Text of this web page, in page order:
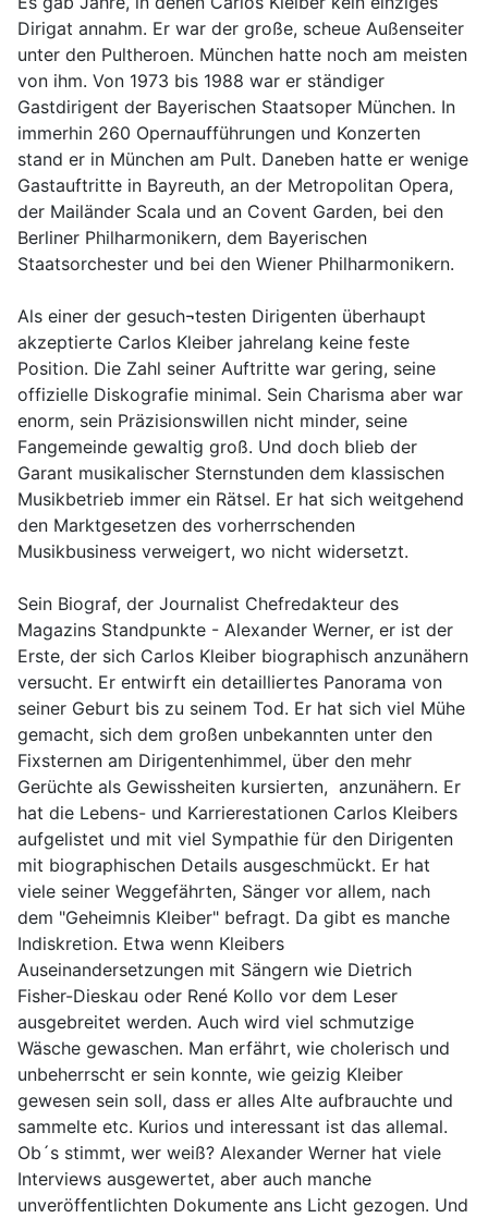
Dirigat annahm. Er war der große, scheue Außenseiter
unter den Pultheroen. München hatte noch am meisten
von ihm. Von 1973 bis 1988 war er ständiger
Gastdirigent der Bayerischen Staatsoper München. In
immerhin 260 Opernaufführungen und Konzerten
stand er in München am Pult. Daneben hatte er wenige
Gastauftritte in Bayreuth, an der Metropolitan Opera,
der Mailänder Scala und an Covent Garden, bei den
Berliner Philharmonikern, dem Bayerischen
Staatsorchester und bei den Wiener Philharmonikern.
Als einer der gesuch¬testen Dirigenten überhaupt
akzeptierte Carlos Kleiber jahrelang keine feste
Position. Die Zahl seiner Auftritte war gering, seine
offizielle Diskografie minimal. Sein Charisma aber war
enorm, sein Präzisionswillen nicht minder, seine
Fangemeinde gewaltig groß. Und doch blieb der
Garant musikalischer Sternstunden dem klassischen
Musikbetrieb immer ein Rätsel. Er hat sich weitgehend
den Marktgesetzen des vorherrschenden
Musikbusiness verweigert, wo nicht widersetzt.
Sein Biograf, der Journalist Chefredakteur des
Magazins Standpunkte - Alexander Werner, er ist der
Erste, der sich Carlos Kleiber biographisch anzunähern
versucht. Er entwirft ein detailliertes Panorama von
seiner Geburt bis zu seinem Tod. Er hat sich viel Mühe
gemacht, sich dem großen unbekannten unter den
Fixsternen am Dirigentenhimmel, über den mehr
Gerüchte als Gewissheiten kursierten, anzunähern. Er
hat die Lebens- und Karrierestationen Carlos Kleibers
aufgelistet und mit viel Sympathie für den Dirigenten
mit biographischen Details ausgeschmückt. Er hat
viele seiner Weggefährten, Sänger vor allem, nach
dem "Geheimnis Kleiber" befragt. Da gibt es manche
Indiskretion. Etwa wenn Kleibers
Auseinandersetzungen mit Sängern wie Dietrich
Fisher-Dieskau oder René Kollo vor dem Leser
ausgebreitet werden. Auch wird viel schmutzige
Wäsche gewaschen. Man erfährt, wie cholerisch und
unbeherrscht er sein konnte, wie geizig Kleiber
gewesen sein soll, dass er alles Alte aufbrauchte und
sammelte etc. Kurios und interessant ist das allemal.
Ob´s stimmt, wer weiß? Alexander Werner hat viele
Interviews ausgewertet, aber auch manche
unveröffentlichten Dokumente ans Licht gezogen. Und